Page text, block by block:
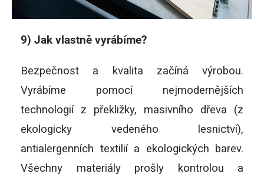
9) Jak vlastně vyrábíme?
Bezpečnost a kvalita začíná výrobou.
Vyrábíme pomocí nejmodernějších
technologií z překližky, masivního dřeva (z
ekologicky vedeného lesnictví),
antialergenních textilií a ekologických barev.
Všechny materiály prošly kontrolou a